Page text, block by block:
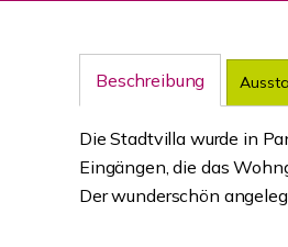
Beschreibung
Die Stadtvilla wurde in
Eingängen, die das
Der wunderschön